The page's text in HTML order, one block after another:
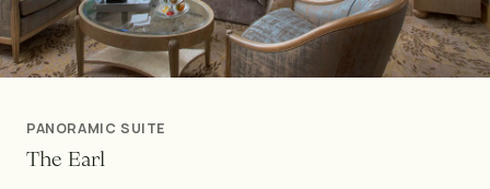
PANORAMIC SUITE
The Earl